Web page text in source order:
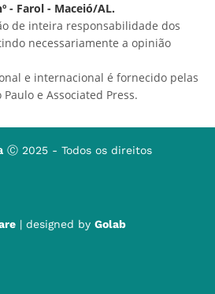
- Farol - Maceió/AL.
de inteira responsabilidade dos
necessariamente a opinião
e internacional é fornecido pelas
e Associated Press.
Ⓒ 2025 - Todos os direitos
| designed by Golab